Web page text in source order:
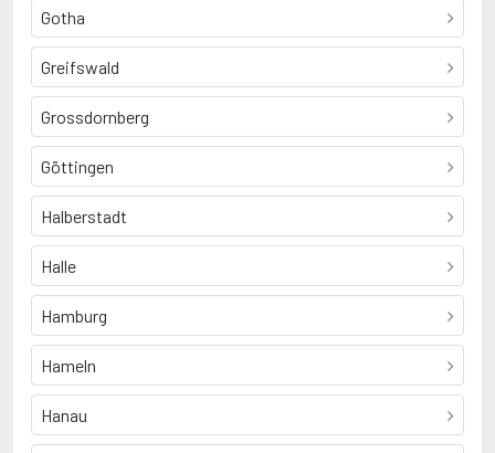
Gotha
Greifswald
Grossdornberg
Göttingen
Halberstadt
Halle
Hamburg
Hameln
Hanau